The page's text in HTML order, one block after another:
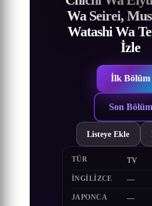
Wa Seirei,
Watashi Wa
İzle
İlk Bölüm
Son Bölüm
Listeye Ekle
TÜR TV
İNGILIZCE —
JAPONCA —